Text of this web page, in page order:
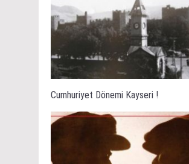
Cumhuriyet Dönemi Kayseri !